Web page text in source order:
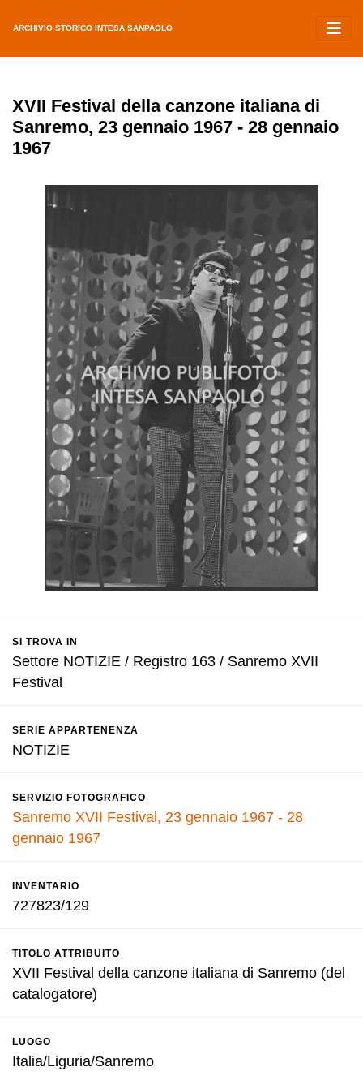
ARCHIVIO STORICO INTESA SANPAOLO
XVII Festival della canzone italiana di
Sanremo, 23 gennaio 1967 - 28 gennaio
1967
SI TROVA IN
Settore NOTIZIE / Registro 163 / Sanremo XVII
Festival
SERIE APPARTENENZA
NOTIZIE
SERVIZIO FOTOGRAFICO
Sanremo XVII Festival, 23 gennaio 1967 - 28
gennaio 1967
INVENTARIO
727823/129
TITOLO ATTRIBUITO
XVII Festival della canzone italiana di Sanremo (del
catalogatore)
LUOGO
Italia/Liguria/Sanremo